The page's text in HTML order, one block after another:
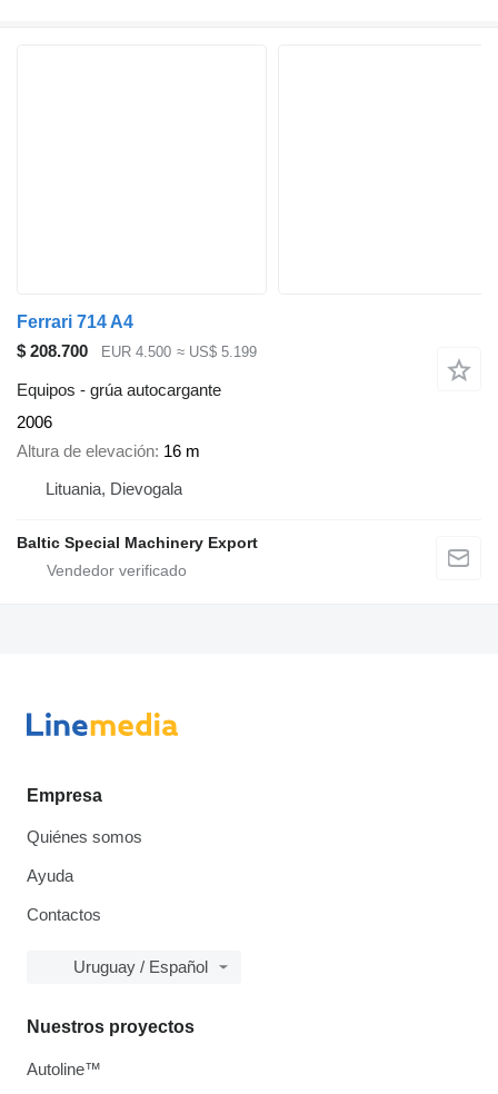
Ferrari 714 A4
$ 208.700
EUR 4.500 ≈ US$ 5.199
Equipos - grúa autocargante
2006
Altura de elevación 16 m
Lituania, Dievogala
Baltic Special Machinery Export
Empresa
Quiénes somos
Ayuda
Contactos
Uruguay / Español
Nuestros proyectos
Autoline™